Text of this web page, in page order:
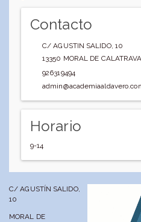
Contacto
C/ AGUSTIN SALIDO, 10
13350 MORAL DE CALATRAVA
926319494
Horario
9-14
C/ AGUSTÍN SALIDO,
10
MORAL DE